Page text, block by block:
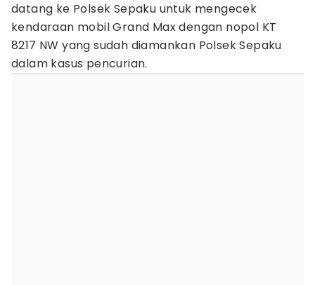
datang ke Polsek Sepaku untuk mengecek
kendaraan mobil Grand Max dengan nopol KT
8217 NW yang sudah diamankan Polsek Sepaku
dalam kasus pencurian.